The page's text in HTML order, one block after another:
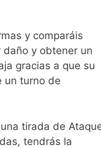
y comparáis
y obtener un
gracias a que su
un turno de
tirada de
tendrás la